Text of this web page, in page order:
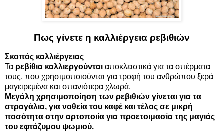
Πως γίνετε η καλλιέργεια ρεβιθιών
Σκοπός καλλιέργειας
Τα ρεβίθια καλλιεργούνται αποκλειστικά για τα σπέρματα
τους, που χρησιμοποιούνται για τροφή του ανθρώπου ξερά
μαγειρεμένα και σπανιότερα χλωρά.
Μεγάλη χρησιμοποίηση των ρεβιθιών γίνεται για τα
στραγάλια, για νοθεία του καφέ και τέλος σε μικρή
ποσότητα στην αρτοποιία για προετοιμασία της μαγιάς
του εφτάζυμου ψωμιού.